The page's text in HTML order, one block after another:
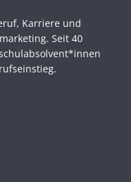
Karriere und
Seit 40